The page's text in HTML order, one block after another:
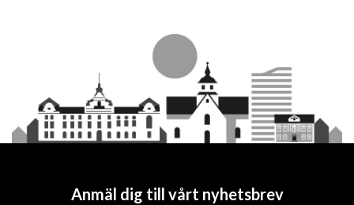
Anmäl dig till vårt nyhetsbrev